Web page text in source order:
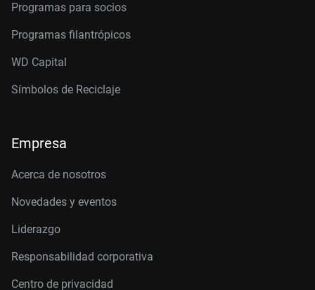
Programas para socios
Programas filantrópicos
WD Capital
Símbolos de Reciclaje
Empresa
Acerca de nosotros
Novedades y eventos
Liderazgo
Responsabilidad corporativa
Centro de privacidad